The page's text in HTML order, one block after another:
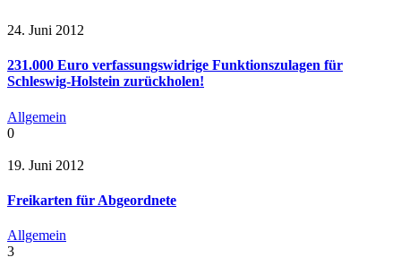
24. Juni 2012
231.000 Euro verfassungswidrige Funktionszulagen für
Schleswig-Holstein zurückholen!
Allgemein
0
19. Juni 2012
Freikarten für Abgeordnete
Allgemein
3